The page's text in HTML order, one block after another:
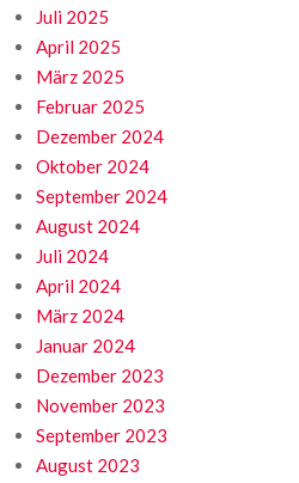
Juli 2025
April 2025
März 2025
Februar 2025
Dezember 2024
Oktober 2024
September 2024
August 2024
Juli 2024
April 2024
März 2024
Januar 2024
Dezember 2023
November 2023
September 2023
August 2023